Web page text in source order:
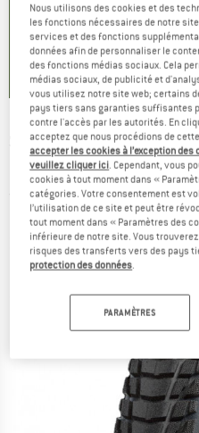
) 0,0(0)
SCHWALBE -Marathon
(55-584) Smart DG -
(0)
Nous utilisons des cookies et des
les fonctions nécessaires de notre
services et des fonctions
données afin de personnaliser le
des fonctions médias sociaux. Cela
médias sociaux, de publicité et
vous utilisez notre site web; certains
pays tiers sans garanties suffisantes
contre l'accès par les autorités. En
acceptez que nous procédions de
accepter les cookies à l’exception
veuillez cliquer ici. Cependant, vous
cookies à tout moment dans «
catégories. Votre consentement est
l’utilisation de ce site et peut être
tout moment dans « Paramètres des
inférieure de notre site. Vous
risques des transferts vers des pays
protection des données.
PARAMÈTRES